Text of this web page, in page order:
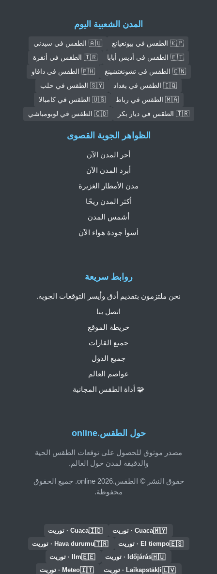
المدن الشعبية اليوم
🇰🇵 الطقس في بيونغيانغ
🇦🇺 الطقس في سيدني
🇪🇹 الطقس في أديس أبابا
🇹🇷 الطقس في أنقرة
🇨🇳 الطقس في تشونغتشينغ
🇵🇭 الطقس في دافاو
🇮🇶 الطقس في بغداد
🇸🇾 الطقس في حلب
🇲🇦 الطقس في رباط
🇺🇬 الطقس في كامبالا
🇹🇷 الطقس في ديار بكر
🇨🇩 الطقس في لوبومباشي
حول الطقس.online
مصدر موثوق للحصول على توقعات الطقس الحية
والدقيقة لمدن حول العالم.
حقوق النشر © الطقس.online 2026. جميع الحقوق
محفوظة.
روابط سريعة
نحن ملتزمون بتقديم أدق وأيسر التوقعات الجوية.
اتصل بنا
خريطة الموقع
جميع القارات
جميع الدول
عواصم العالم
🧩 أداة الطقس المجانية
الظواهر الجوية القصوى
أحر المدن الآن
أبرد المدن الآن
مدن الأمطار الغزيرة
أكثر المدن ريحًا
أشمس المدن
أسوأ جودة هواء الآن
🇲🇾Cuaca · توريت 🇮🇩Cuaca · توريت
🇪🇸El tiempo · توريت 🇹🇷Hava durumu · توريت
🇭🇺Időjárás · توريت 🇪🇪Ilm · توريت
🇱🇻Laikapstākļi · توريت 🇮🇹Meteo · توريت